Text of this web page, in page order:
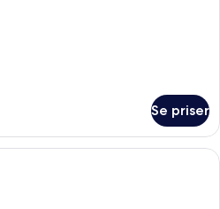
Se priser
Et moderne hotelværelse med et